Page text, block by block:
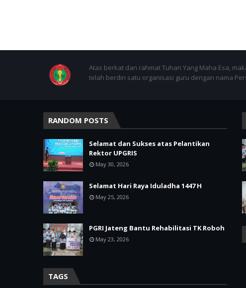
Atas berkat dan rahmat Tuhan Yang Maha Esa,
telah berdiri satu organisasi guru dengan nama
RANDOM POSTS
Selamat dan Sukses atas Pelantikan
Rektor UPGRIS
May 30, 2026
Selamat Hari Raya Iduladha 1447 H
May 25, 2026
PGRI Jateng Bantu Rehabilitasi TK Roboh
May 23, 2026
TAGS